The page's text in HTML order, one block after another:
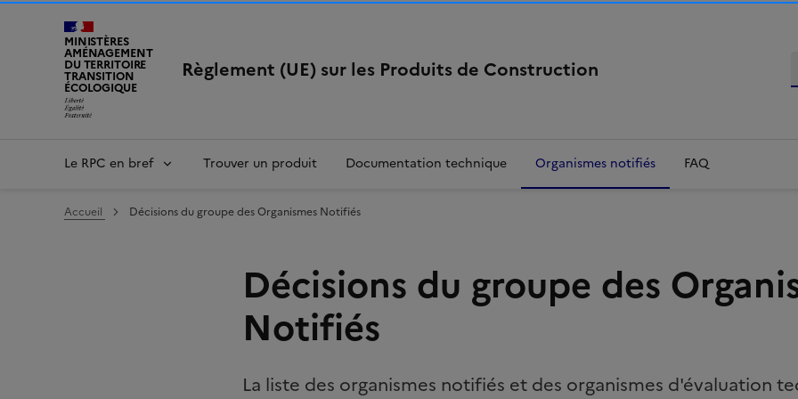
MINISTÈRES
AMÉNAGEMENT
DU TERRITOIRE
TRANSITION
ÉCOLOGIQUE
LIBERTÉ, ÉGALITÉ, FRATERNITÉ
Règlement (UE) sur les Produits de Construction
Le RPC en bref Trouver un produit Documentation technique Organismes notifiés FAQ
Accueil Décisions du groupe des Organismes Notifiés
Décisions du groupe des
Notifiés
La liste des organismes notifiés et des organismes d'évaluation